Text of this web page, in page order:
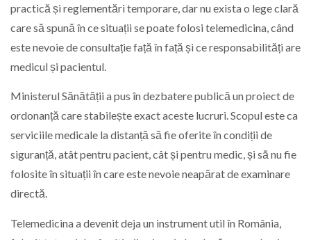
practică și reglementări temporare, dar nu exista o lege clară
care să spună în ce situații se poate folosi telemedicina, când
este nevoie de consultație față în față și ce responsabilități are
medicul și pacientul.
Ministerul Sănătății a pus în dezbatere publică un proiect de
ordonanță care stabilește exact aceste lucruri. Scopul este ca
serviciile medicale la distanță să fie oferite în condiții de
siguranță, atât pentru pacient, cât și pentru medic, și să nu fie
folosite în situații în care este nevoie neapărat de examinare
directă.
Telemedicina a devenit deja un instrument util în România,